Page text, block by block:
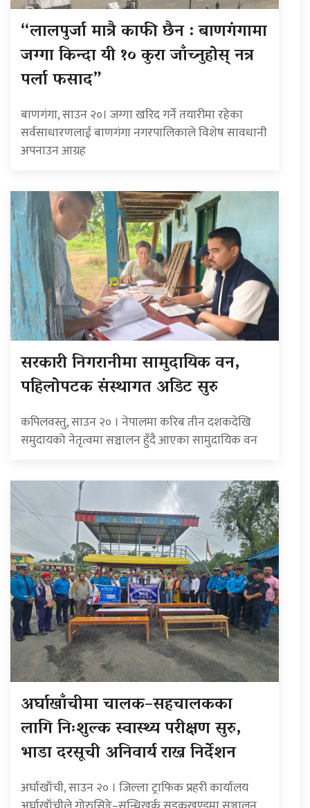
“लालपुर्जा मात्रै काफी छैन : बाणगंगामा
जग्गा किन्दा यी १० कुरा जाँच्नुहोस् नत्र
पर्ला फसाद”
बाणगंगा, साउन २०। जग्गा खरिद गर्ने तयारीमा रहेका
सर्वसाधारणलाई बाणगंगा नगरपालिकाले विशेष सावधानी
अपनाउन आग्रह
सरकारी निगरानीमा सामुदायिक वन,
पहिलोपटक संस्थागत अडिट सुरु
कपिलवस्तु, साउन २० । नेपालमा करिब तीन दशकदेखि
समुदायको नेतृत्वमा सञ्चालन हुँदै आएका सामुदायिक वन
अर्घाखाँचीमा चालक–सहचालकका
लागि निःशुल्क स्वास्थ्य परीक्षण सुरु,
भाडा दरसूची अनिवार्य राख्न निर्देशन
अर्घाखाँची, साउन २० । जिल्ला ट्राफिक प्रहरी कार्यालय